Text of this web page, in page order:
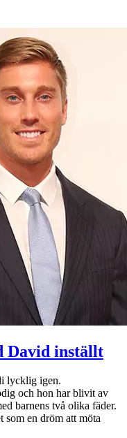
David inställt
lycklig igen.
och hon har blivit av
barnens två olika fäder.
som en dröm att möta